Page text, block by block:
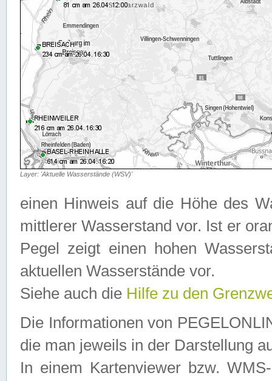
Layer: 'Aktuelle Wasserstände (WSV)'
einen Hinweis auf die Höhe des
mittlerer Wasserstand vor. Ist er
Pegel zeigt einen hohen
aktuellen Wasserstände vor.
Siehe auch die Hilfe zu den
Die Informationen von
die man jeweils in der Darstellung
In einem Kartenviewer bzw.